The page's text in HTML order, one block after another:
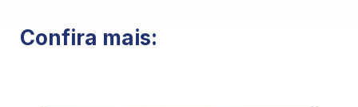
Confira mais: